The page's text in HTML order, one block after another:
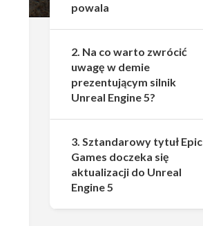
powala
2. Na co warto zwrócić
uwagę w demie
prezentującym silnik
Unreal Engine 5?
3. Sztandarowy tytuł Epic
Games doczeka się
aktualizacji do Unreal
Engine 5